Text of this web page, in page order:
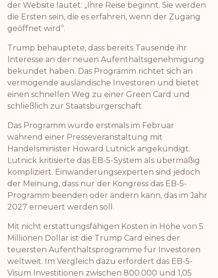
der Website lautet: „Ihre Reise beginnt. Sie werden
die Ersten sein, die es erfahren, wenn der Zugang
geöffnet wird“.
Trump behauptete, dass bereits Tausende ihr
Interesse an der neuen Aufenthaltsgenehmigung
bekundet haben. Das Programm richtet sich an
vermögende ausländische Investoren und bietet
einen schnellen Weg zu einer Green Card und
schließlich zur Staatsbürgerschaft.
Das Programm wurde erstmals im Februar
während einer Presseveranstaltung mit
Handelsminister Howard Lutnick angekündigt.
Lutnick kritisierte das EB-5-System als übermäßig
kompliziert. Einwanderungsexperten sind jedoch
der Meinung, dass nur der Kongress das EB-5-
Programm beenden oder ändern kann, das im Jahr
2027 erneuert werden soll.
Mit nicht erstattungsfähigen Kosten in Höhe von 5
Millionen Dollar ist die Trump Card eines der
teuersten Aufenthaltsprogramme für Investoren
weltweit. Im Vergleich dazu erfordert das EB-5-
Visum Investitionen zwischen 800.000 und 1,05